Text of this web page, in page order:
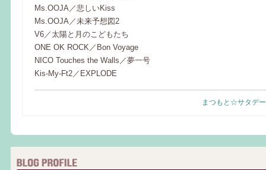
Ms.OOJA／悲しいKiss
Ms.OOJA／未来予想図2
V6／太陽と月のこどもたち
ONE OK ROCK／Bon Voyage
NICO Touches the Walls／夢一号
Kis-My-Ft2／EXPLODE
まつもと☆サタデ